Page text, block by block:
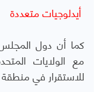
أيدلوجيات متعددة
كما أن دول
مع الولايات
للاستقرار في